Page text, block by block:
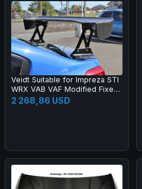
Veidt Suitable for Impreza STI
WRX VAB VAF Modified Fixed
Wing EUR Model Carbon Fiber
GT Large Spoiler
2 268,86 USD